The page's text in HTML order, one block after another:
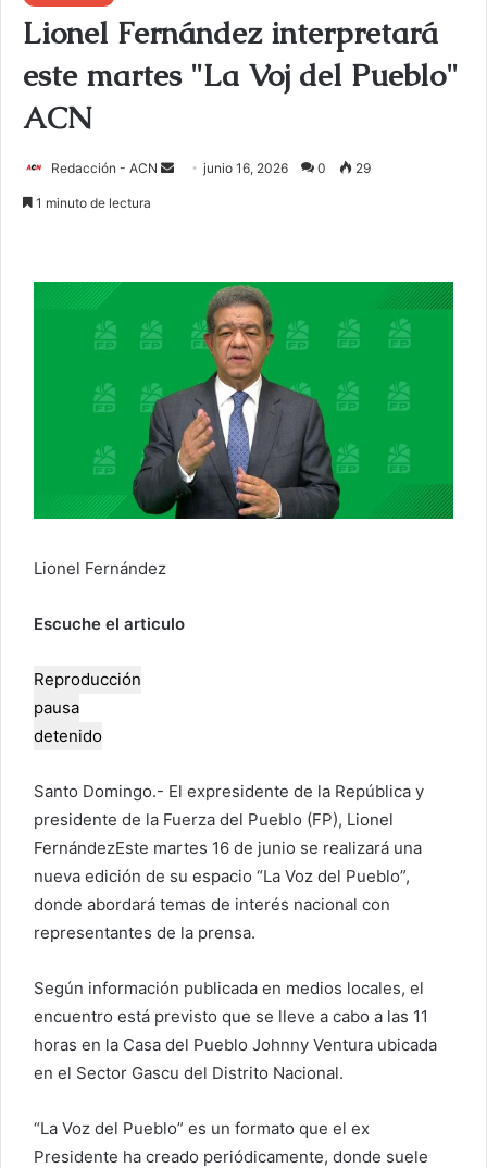
Lionel Fernández interpretará
este martes "La Voj del Pueblo"
ACN
Redacción - ACN
r
e
o
o
junio 16, 2026 0 29
1 minuto de lectura
Lionel Fernández
Escuche el articulo
Reproducción
pausa
detenido
Santo Domingo.- El expresidente de la República y
presidente de la Fuerza del Pueblo (FP), Lionel
FernándezEste martes 16 de junio se realizará una
nueva edición de su espacio “La Voz del Pueblo”,
donde abordará temas de interés nacional con
representantes de la prensa.
Según información publicada en medios locales, el
encuentro está previsto que se lleve a cabo a las 11
horas en la Casa del Pueblo Johnny Ventura ubicada
en el Sector Gascu del Distrito Nacional.
“La Voz del Pueblo” es un formato que el ex
Presidente ha creado periódicamente, donde suele